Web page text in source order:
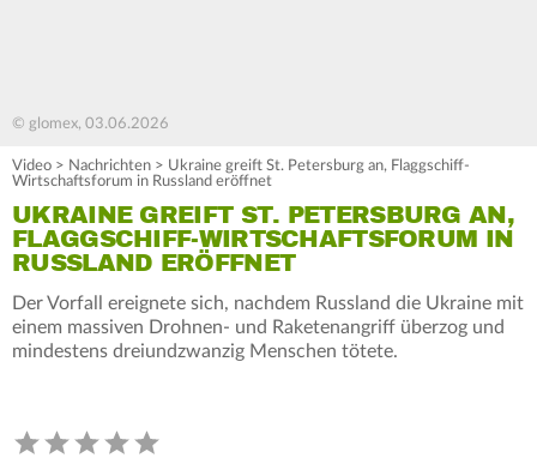
© glomex, 03.06.2026
Video > Nachrichten > Ukraine greift St. Petersburg an, Flaggschiff-
Wirtschaftsforum in Russland eröffnet
UKRAINE GREIFT ST. PETERSBURG AN,
FLAGGSCHIFF-WIRTSCHAFTSFORUM IN
RUSSLAND ERÖFFNET
Der Vorfall ereignete sich, nachdem Russland die Ukraine mit
einem massiven Drohnen- und Raketenangriff überzog und
mindestens dreiundzwanzig Menschen tötete.